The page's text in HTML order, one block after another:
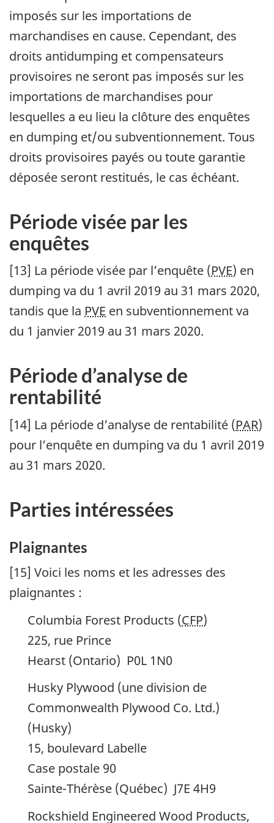
imposés sur les importations de
marchandises en cause. Cependant, des
droits antidumping et compensateurs
provisoires ne seront pas imposés sur les
importations de marchandises pour
lesquelles a eu lieu la clôture des enquêtes
en dumping et/ou subventionnement. Tous
droits provisoires payés ou toute garantie
déposée seront restitués, le cas échéant.
Période visée par les
enquêtes
[13] La période visée par l’enquête (PVE) en
dumping va du 1 avril 2019 au 31 mars 2020,
tandis que la PVE en subventionnement va
du 1 janvier 2019 au 31 mars 2020.
Période d’analyse de
rentabilité
[14] La période d’analyse de rentabilité (PAR)
pour l’enquête en dumping va du 1 avril 2019
au 31 mars 2020.
Parties intéressées
Plaignantes
[15] Voici les noms et les adresses des
plaignantes :
Columbia Forest Products (CFP)
225, rue Prince
Hearst (Ontario) P0L 1N0
Husky Plywood (une division de
Commonwealth Plywood Co. Ltd.)
(Husky)
15, boulevard Labelle
Case postale 90
Sainte-Thérèse (Québec) J7E 4H9
Rockshield Engineered Wood Products,